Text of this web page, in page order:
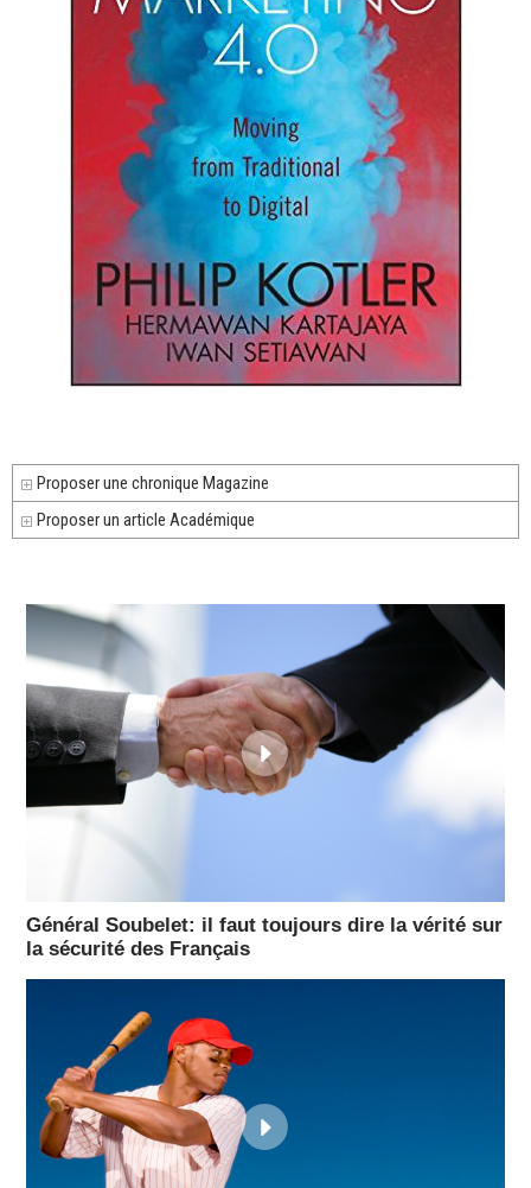
Proposer une chronique Magazine
Proposer un article Académique
Général Soubelet: il faut toujours dire la vérité sur
la sécurité des Français